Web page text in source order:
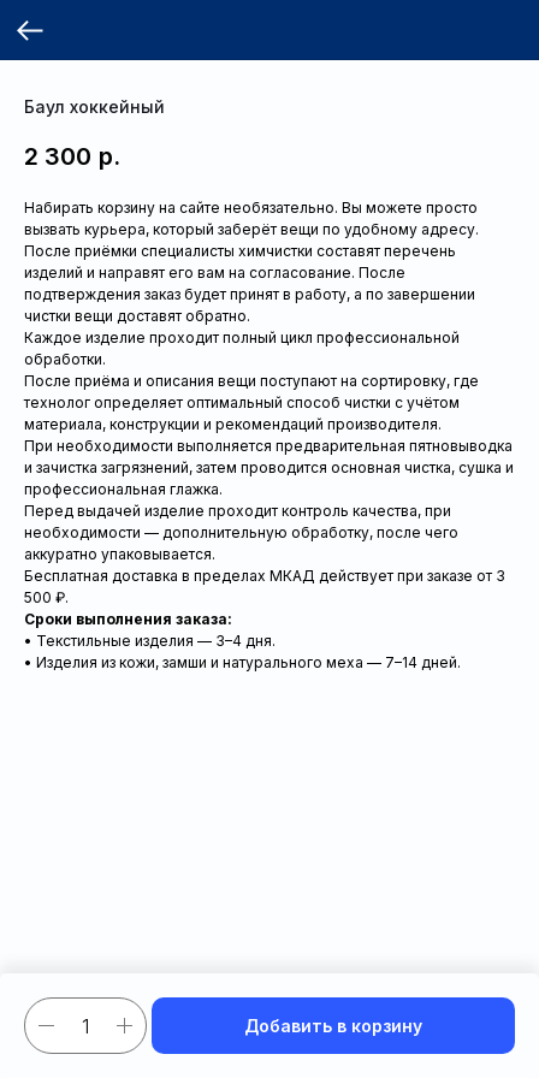
Баул хоккейный
2 300 р.
Добавить в корзину
Набирать корзину на сайте необязательно. Вы можете просто
вызвать курьера, который заберёт вещи по удобному адресу.
После приёмки специалисты химчистки составят перечень
изделий и направят его вам на согласование. После
подтверждения заказ будет принят в работу, а по завершении
чистки вещи доставят обратно.
Каждое изделие проходит полный цикл профессиональной
обработки.
После приёма и описания вещи поступают на сортировку, где
технолог определяет оптимальный способ чистки с учётом
материала, конструкции и рекомендаций производителя.
При необходимости выполняется предварительная пятновыводка
и зачистка загрязнений, затем проводится основная чистка, сушка и
профессиональная глажка.
Перед выдачей изделие проходит контроль качества, при
необходимости — дополнительную обработку, после чего
аккуратно упаковывается.
Бесплатная доставка в пределах МКАД действует при заказе от 3
500 ₽.
Сроки выполнения заказа:
• Текстильные изделия — 3–4 дня.
• Изделия из кожи, замши и натурального меха — 7–14 дней.